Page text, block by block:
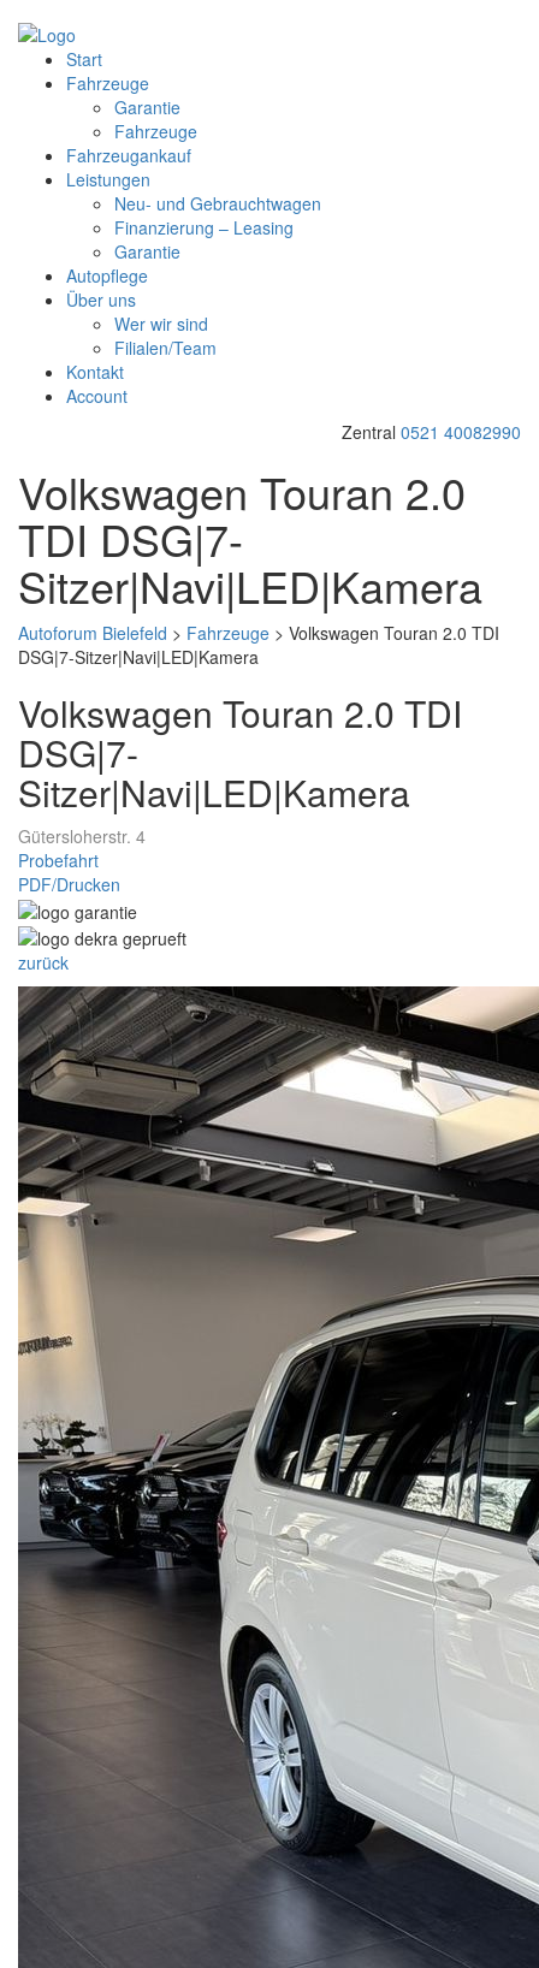
Start
Fahrzeuge
Garantie
Fahrzeuge
Fahrzeugankauf
Leistungen
Neu- und Gebrauchtwagen
Finanzierung – Leasing
Garantie
Autopflege
Über uns
Wer wir sind
Filialen/Team
Kontakt
Account
Zentral 0521 40082990
Volkswagen Touran 2.0
TDI DSG|7-
Sitzer|Navi|LED|Kamera
Autoforum Bielefeld > Fahrzeuge > Volkswagen Touran 2.0 TDI
DSG|7-Sitzer|Navi|LED|Kamera
Volkswagen Touran 2.0 TDI
DSG|7-
Sitzer|Navi|LED|Kamera
Gütersloherstr. 4
Probefahrt
PDF/Drucken
zurück